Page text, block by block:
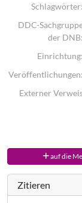
Schlagwörter:
DDC-
der DNB:
Einrichtung:
Veröffentlichungen:
Externer
auf die
Zitieren